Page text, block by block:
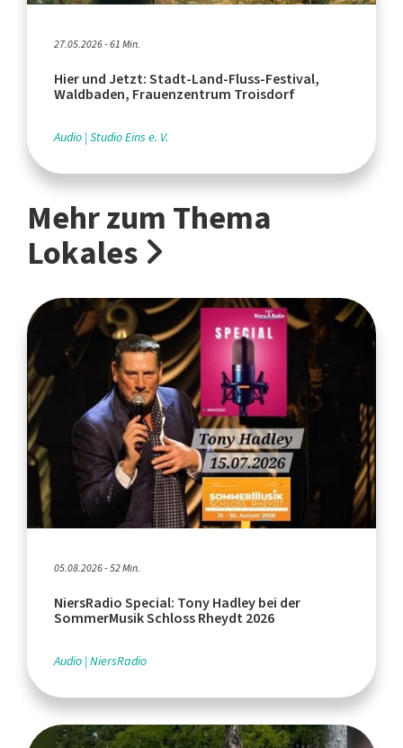
27.05.2026 - 61 Min.
Hier und Jetzt: Stadt-Land-Fluss-Festival,
Waldbaden, Frauenzentrum Troisdorf
Audio Studio Eins e. V.
Mehr zum Thema
Lokales
05.08.2026 - 52 Min.
NiersRadio Special: Tony Hadley bei der
SommerMusik Schloss Rheydt 2026
Audio NiersRadio